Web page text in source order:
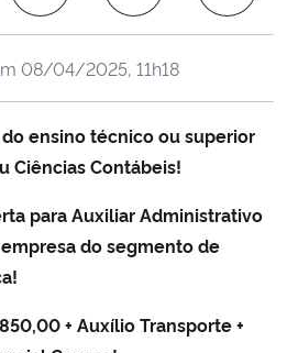
Inovações e Comunicações
08/04/2025, 11h18
ensino técnico ou superior
Ciências Contábeis!
para Auxiliar Administrativo
do segmento de
+ Auxílio Transporte +